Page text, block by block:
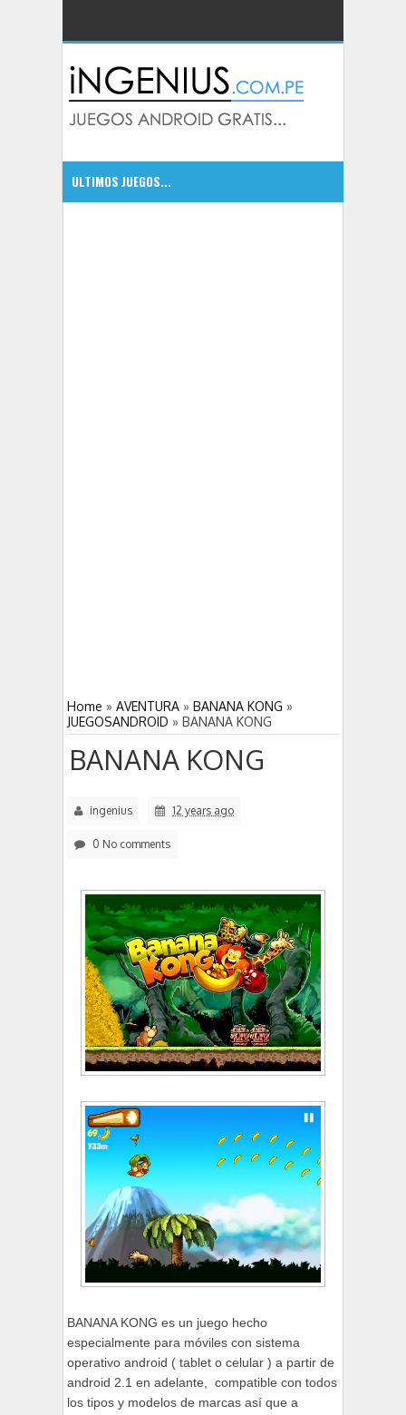
ULTIMOS JUEGOS...
Home » AVENTURA » BANANA KONG »
JUEGOSANDROID » BANANA KONG
BANANA KONG
ingenius 12 years ago
0 No comments
BANANA KONG es un juego hecho
especialmente para móviles con sistema
operativo android ( tablet o celular ) a partir de
android 2.1 en adelante, compatible con todos
los tipos y modelos de marcas así que a